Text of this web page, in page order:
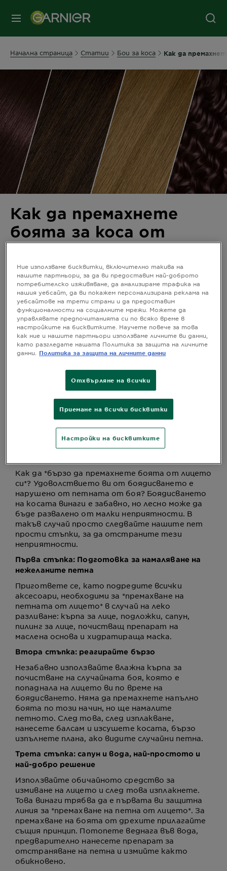
МЕНЮ
Начална страница Статии Бои за коса Как да
Как да премахнете
боята за коса от
ако следвате нашите
инструкции в пет
стъпки
Последна актуализация март 26, 2025
Как да премахнете боята за коса от лицето си?
1: Пригответе нужните елементи. 2: Реагирайте
почистване на маслена основа и хидратираща
маска за през нощта.
Как да премахнете боята за коса
от лицето си? Лесно е, ако
следвате нашите инструкции в
Как да *бързо да премахнете боята от лицето
си*? Удоволствието ви от боядисването е
нарушено от петната от боя? Боядисването
на косата винаги е забавно, но лесно може да
бъде развалено от малки неприятности. В
такъв случай просто следвайте нашите пет
прости стъпки, за да отстраните тези
неприятности.
Първа стъпка: Подготовка за намаляване на
нежеланите петна
Пригответе се, като подредите всички
аксесоари, необходими за *премахване на
петната от лицето* в случай на леко
разливане: кърпа за лице, подложки, сапун,
пилинг за лице, почистващ препарат на
маслена основа и хидратираща маска.
Втора стъпка: реагирайте бързо
Незабавно използвайте влажна кърпа за
почистване на случайната боя, която е
попаднала на лицето ви по време на
боядисването. Няма да премахнете напълно
боята по този начин, но ще намалите
петното. След това, след изплакване,
нанесете балсам и изсушете косата, бързо
изпълнете плана, ако видите случайни петна.
Трета стъпка: сапун и вода, най-простото и
най-добро решение
Използвайте обичайното средство за
измиване на лицето и след това изплакнете.
Това винаги трябва да е първата ви защитна
линия за *премахване на петна от лицето*. За
премахване на боята от дрехите прилагайте
същия принцип. Потопете веднага във вода,
предварително нанесете препарат за
отстраняване на петна и измийте както
обикновено.
Ние използваме бисквитки, включително такива на
нашите партньори, за да ви предоставим най-доброто
потребителско изживяване, да анализираме трафика на
нашия уебсайт, да ви покажем персонализирана реклама на
уебсайтове на трети страни и да предоставим
функционалности на социалните мрежи. Можете да
управлявате предпочитанията си по всяко време в
настройките на бисквитките. Научете повече за това
как ние и нашите партньори използваме личните ви данни,
като разгледате нашата Политика за защита на личните
данни.
Политика за защита на личните данни
Отхвърляне на всички
Приемане на всички бисквитки
Настройки на бисквитките